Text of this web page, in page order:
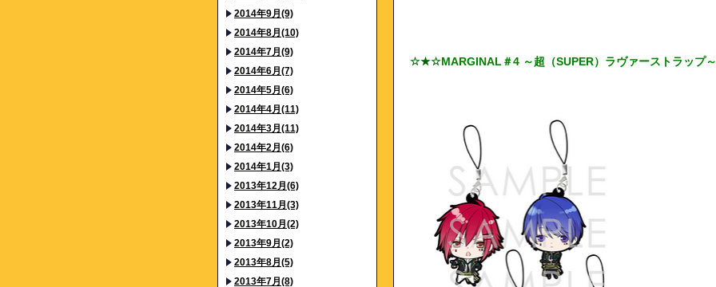
2014年9月(9)
2014年8月(10)
2014年7月(9)
2014年6月(7)
2014年5月(6)
2014年4月(11)
2014年3月(11)
2014年2月(6)
2014年1月(3)
2013年12月(6)
2013年11月(3)
2013年10月(2)
2013年9月(2)
2013年8月(5)
2013年7月(8)
☆★☆MARGINAL＃4 ～超（SUPER）ラヴァーストラップ